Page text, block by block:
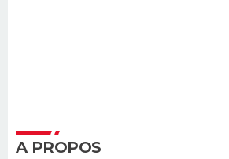
A PROPOS